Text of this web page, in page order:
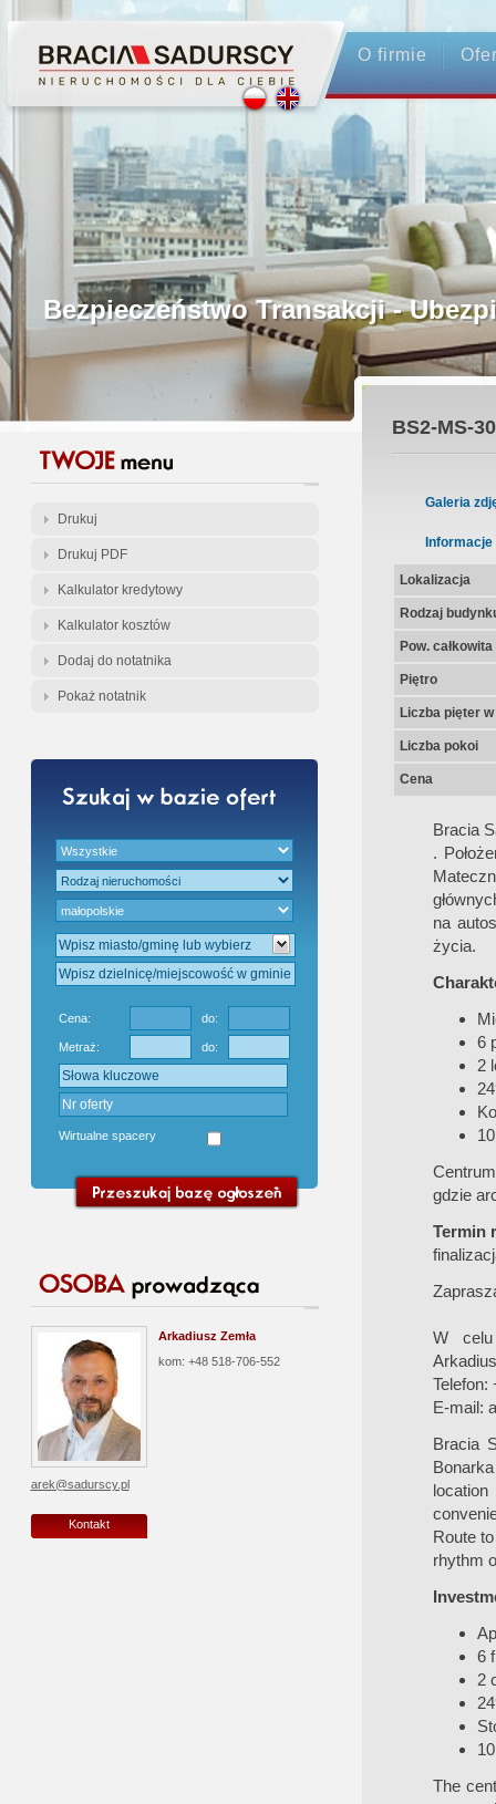
O firmie
Profesjonalne Pośrednictwo
Bezpieczeństwo Transakcji -
Licencjonowani Pośrednicy
Gwarancja Zwrotu Zadatku
Gratis - Przedwstępna Umowa
Drukuj
Drukuj PDF
Kalkulator kredytowy
Kalkulator kosztów
Dodaj do notatnika
Pokaż notatnik
Cena: do:
Metraż: do:
Wirtualne spacery
Arkadiusz Zemła
kom: +48 518-706-552
arek@sadurscy.pl
Kontakt
BS2-MS-
Galeria
Informacje
Lokalizacja
Rodzaj
Pow.
Piętro
Liczba pięter
Liczba pokoi
Cena
Bracia
.
na
życia.
6
2
gdzie
Termin
W celu
Telefon:
E-mail:
Bracia
Route
rhythm
6
2
The